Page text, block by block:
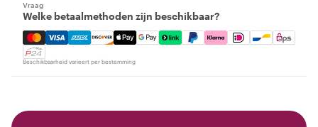
Vraag
Welke betaalmethoden zijn beschikbaar?
Mastercard, Visa, Amex, Discover, Apple Pay, Google
Beschikbaarheid varieert per bestemming